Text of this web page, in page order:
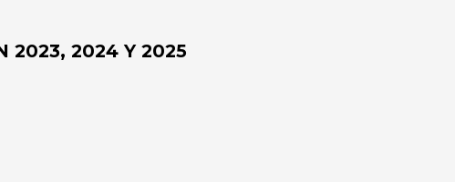
2023, 2024 Y 2025